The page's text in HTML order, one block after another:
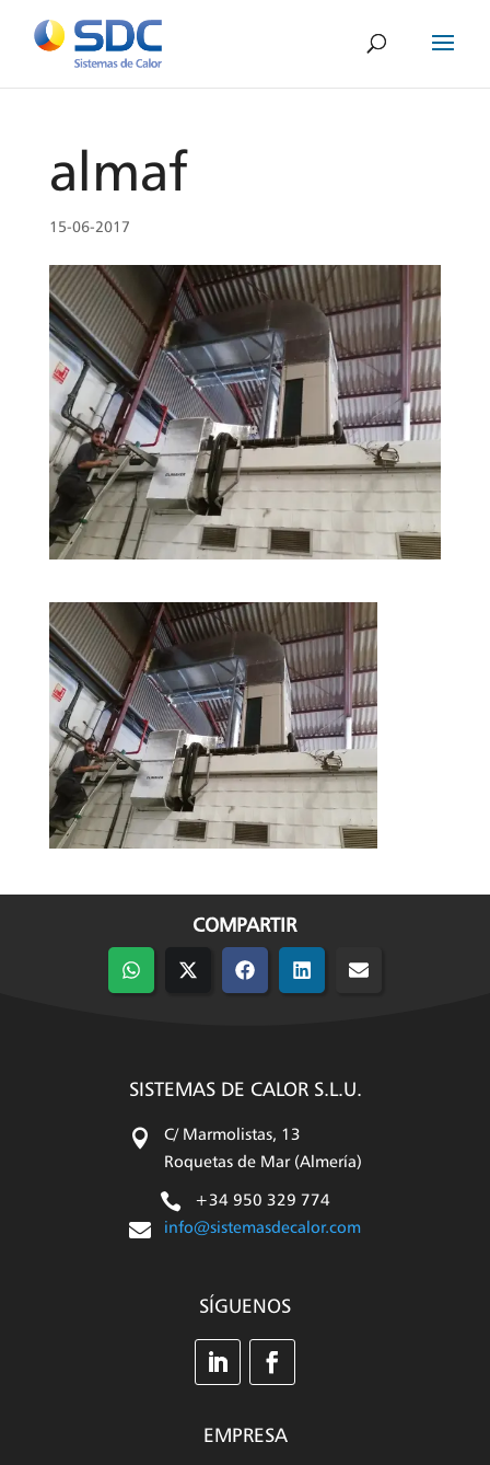
almaf
15-06-2017
COMPARTIR
Compartir
en
CompartirCompartir
en
Compartir
en
Compartir
SISTEMAS DE CALOR S.L.U.

C/ Marmolistas, 13
Roquetas de Mar (Almería)
 +34 950 329 774
 info@sistemasdecalor.com
SÍGUENOS
EMPRESA